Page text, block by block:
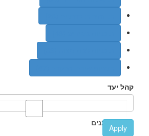
קהל יעד
אבות ובנים
Apply